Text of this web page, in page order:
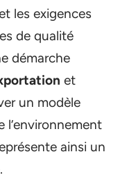
les exigences
de qualité
démarche
et
un modèle
l’environnement
ainsi un